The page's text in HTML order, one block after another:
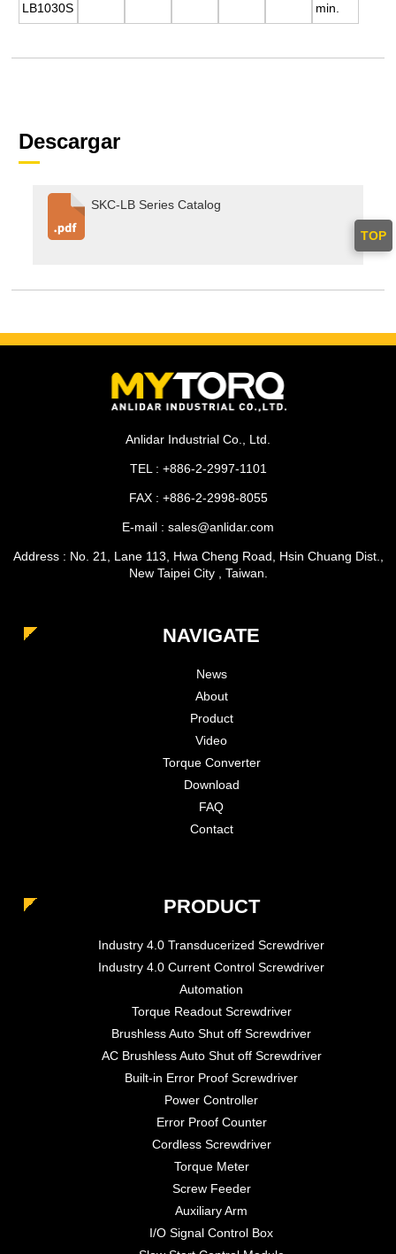
TOP
LB1030S
min.
Descargar
SKC-LB Series Catalog
Anlidar Industrial Co., Ltd.
TEL : +886-2-2997-1101
FAX : +886-2-2998-8055
E-mail : sales@anlidar.com
Address : No. 21, Lane 113, Hwa Cheng Road, Hsin Chuang Dist.,
New Taipei City , Taiwan.
NAVIGATE
News
About
Product
Video
Torque Converter
Download
FAQ
Contact
PRODUCT
Industry 4.0 Transducerized Screwdriver
Industry 4.0 Current Control Screwdriver
Automation
Torque Readout Screwdriver
Brushless Auto Shut off Screwdriver
AC Brushless Auto Shut off Screwdriver
Built-in Error Proof Screwdriver
Power Controller
Error Proof Counter
Cordless Screwdriver
Torque Meter
Screw Feeder
Auxiliary Arm
I/O Signal Control Box